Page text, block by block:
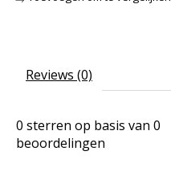
Reviews (0)
0 sterren op basis van 0
beoordelingen